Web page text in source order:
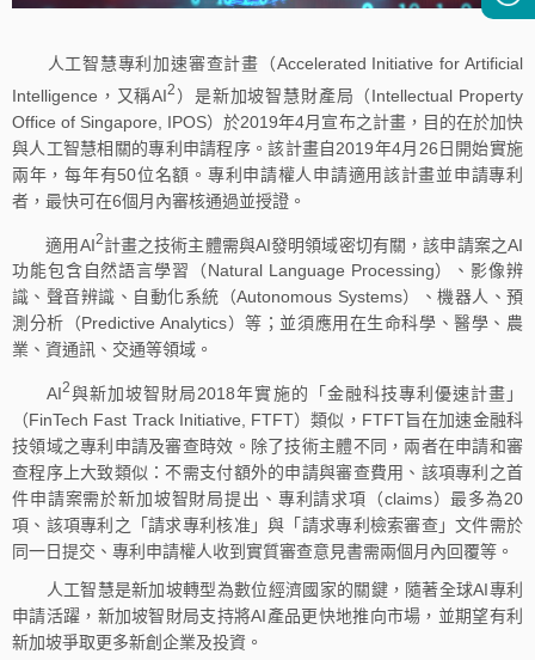
人工智慧專利加速審查計畫（Accelerated Initiative for Artificial
Intelligence，又稱AI2 ）是新加坡智慧財產局（Intellectual Property
Office of Singapore, IPOS）於2019年4月宣布之計畫，目的在於加快
與人工智慧相關的專利申請程序。該計畫自2019年4月26日開始實施
兩年，每年有50位名額。專利申請權人申請適用該計畫並申請專利
者，最快可在6個月內審核通過並授證。
適用AI2計畫之技術主體需與AI發明領域密切有關，該申請案之AI
功能包含自然語言學習（Natural Language Processing）、影像辨
識、聲音辨識、自動化系統（Autonomous Systems）、機器人、預
測分析（Predictive Analytics）等；並須應用在生命科學、醫學、農
業、資通訊、交通等領域。
AI2與新加坡智財局2018年實施的「金融科技專利優速計畫」
（FinTech Fast Track Initiative, FTFT）類似，FTFT旨在加速金融科
技領域之專利申請及審查時效。除了技術主體不同，兩者在申請和審
查程序上大致類似：不需支付額外的申請與審查費用、該項專利之首
件申請案需於新加坡智財局提出、專利請求項（claims）最多為20
項、該項專利之「請求專利核准」與「請求專利檢索審查」文件需於
同一日提交、專利申請權人收到實質審查意見書需兩個月內回覆等。
人工智慧是新加坡轉型為數位經濟國家的關鍵，隨著全球AI專利
申請活躍，新加坡智財局支持將AI產品更快地推向市場，並期望有利
新加坡爭取更多新創企業及投資。